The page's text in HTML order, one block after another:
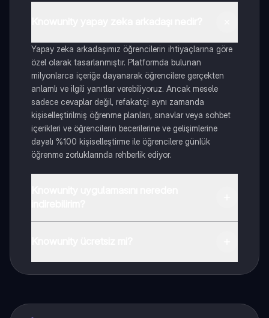
Yapay zeka arkadaşımız öğrencilerin ihtiyaçlarına göre
özel olarak tasarlanmıştır. Platformda bulunan
milyonlarca içeriğe dayanarak öğrencilere gerçekten
anlamlı ve ilgili yanıtlar verebiliyoruz. Ancak mesele
sadece cevaplar değil, refakatçi aynı zamanda
kişiselleştirilmiş öğrenme planları, sınavlar veya sohbet
içerikleri ve öğrencilerin becerilerine ve gelişimlerine
dayalı %100 kişiselleştirme ile öğrencilere günlük
öğrenme zorluklarında rehberlik ediyor.